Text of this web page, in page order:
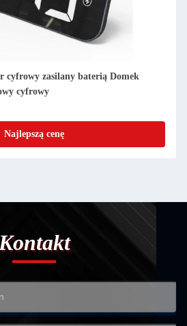
Cienkie Digital Clock Faza księżyca
Digital Zegar dzienny